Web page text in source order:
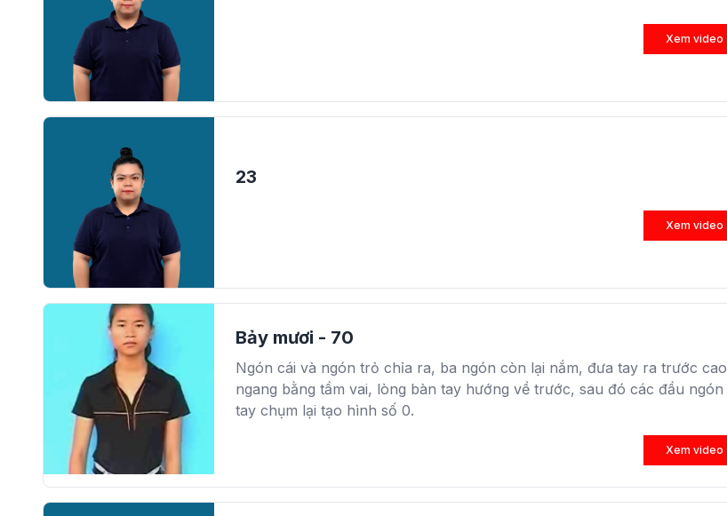
Xem video
23
Xem video
Bảy mươi - 70
Ngón cái và ngón trỏ chỉa ra, ba ngón còn lại nắm, đưa tay ra trước cao
ngang bằng tầm vai, lòng bàn tay hướng về trước, sau đó các đầu ngón
tay chụm lại tạo hình số 0.
Xem video